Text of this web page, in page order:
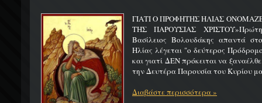
ΓΙΑΤΙ Ο ΠΡΟΦΗΤΗΣ ΗΛΙΑΣ
ΤΗΣ ΠΑΡΟΥΣΙΑΣ
Βασίλειος Βολουδάκης απαντά
Ηλίας λέγεται "ο δεύτερος
και γιατί ΔΕΝ πρόκειται να
την Δευτέρα Παρουσία του Κυρίου
Διαβάστε περισσότερα »